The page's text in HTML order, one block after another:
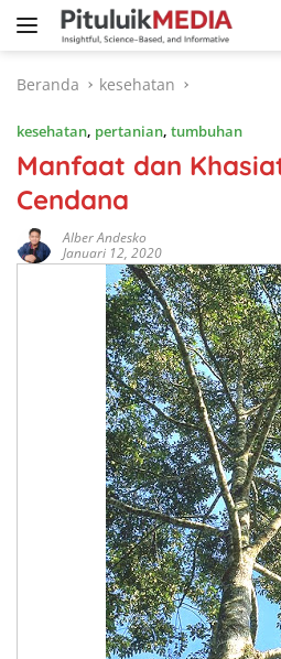
Langsung
Beranda
kesehatan
kesehatan, pertanian, tumbuhan
Manfaat dan
Cendana
Alber Andesko
Januari 12, 2020